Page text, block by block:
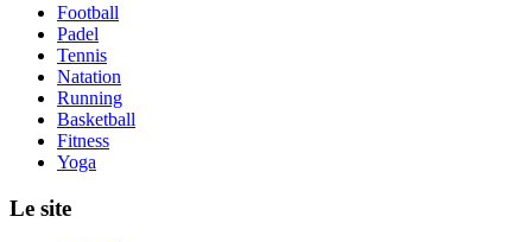
Football
Padel
Tennis
Natation
Running
Basketball
Fitness
Yoga
Le site